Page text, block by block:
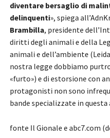
diventare bersaglio di
delinquenti», spiega
Brambilla, presidente
diritti degli animali e della
animali e dell’ambiente
nostra legge dobbiamo
«furto») e di estorsione con
protagonisti non sono
bande specializzate in
fonte Il Gionale e abc7.com